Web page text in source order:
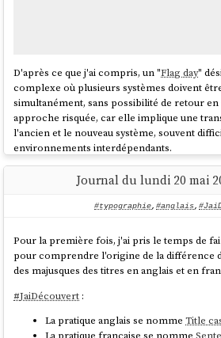
D'après ce que j'ai compris, un "Flag day"
complexe où plusieurs systèmes doivent
simultanément, sans possibilité de retour en
approche risquée, car elle implique une
l'ancien et le nouveau système, souvent
environnements interdépendants.
" s'oppose à une migration en
méthodes comme lesFeature toggleou
petites itérations, testables et sans
Concernant l'origine de cette expression, je
This systems terminology originates
Journal du lundi 20 mai
#typographie, #anglais,
Pour la première fois, j'ai pris le temps de
pour comprendre l'origine de la différence
des majusques des titres en anglais et en
#JaiDécouvert :
La pratique anglais se nommeTitle